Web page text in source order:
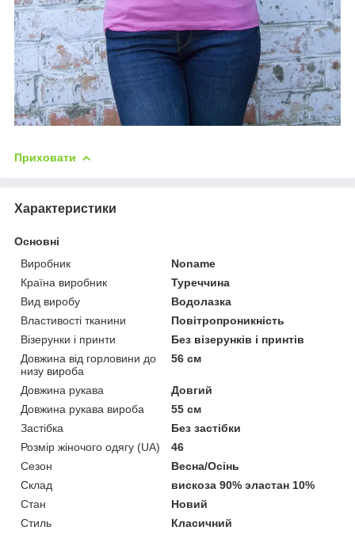
Приховати
Характеристики
Основні
Виробник
Noname
Країна виробник
Туреччина
Вид виробу
Водолазка
Властивості тканини
Повітропроникність
Візерунки і принти
Без візерунків і принтів
Довжина від горловини до
низу вироба
56 см
Довжина рукава
Довгий
Довжина рукава вироба
55 см
Застібка
Без застібки
Розмір жіночого одягу (UA)
46
Сезон
Весна/Осінь
Склад
вискоза 90% эластан 10%
Стан
Новий
Стиль
Класичний